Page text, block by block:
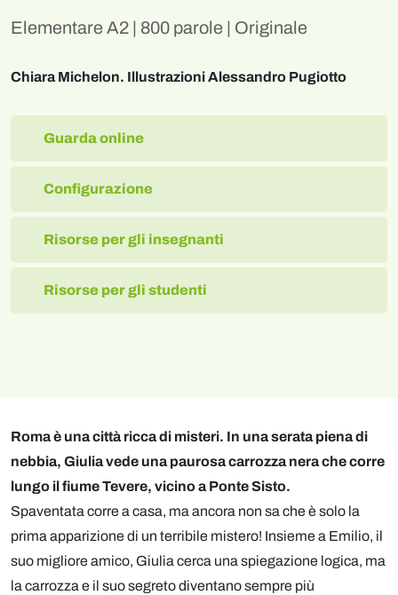
Elementare A2 | 800 parole | Originale
Chiara Michelon. Illustrazioni Alessandro Pugiotto
Guarda online
Configurazione
Risorse per gli insegnanti
Risorse per gli studenti
Roma è una città ricca di misteri. In una serata piena di
nebbia, Giulia vede una paurosa carrozza nera che corre
lungo il fiume Tevere, vicino a Ponte Sisto.
Spaventata corre a casa, ma ancora non sa che è solo la
prima apparizione di un terribile mistero! Insieme a Emilio, il
suo migliore amico, Giulia cerca una spiegazione logica, ma
la carrozza e il suo segreto diventano sempre più